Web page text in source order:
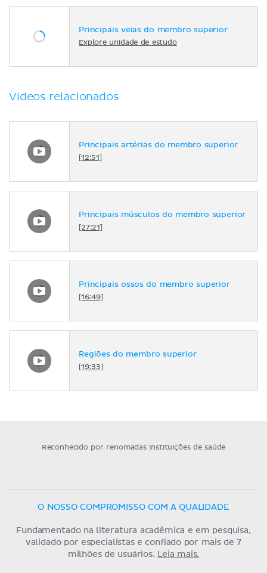
Principais veias do membro superior
Explore unidade de estudo
Vídeos relacionados
Principais artérias do membro superior
[12:51]
Principais músculos do membro superior
[27:21]
Principais ossos do membro superior
[16:49]
Regiões do membro superior
[19:33]
Reconhecido por renomadas instituições de saúde
O NOSSO COMPROMISSO COM A QUALIDADE
Fundamentado na literatura acadêmica e em pesquisa,
validado por especialistas e confiado por mais de 7
milhões de usuários.
Leia mais.